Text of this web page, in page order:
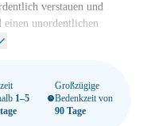
verstauen und
einen unordentlichen
Ein sicherer und
Rolle.
Fußleistenkanalsystemen,
sind. Egal, ob Sie einen
1–5
Großzügige
Bedenkzeit von
90 Tage